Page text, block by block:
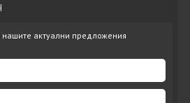
актуални предложения